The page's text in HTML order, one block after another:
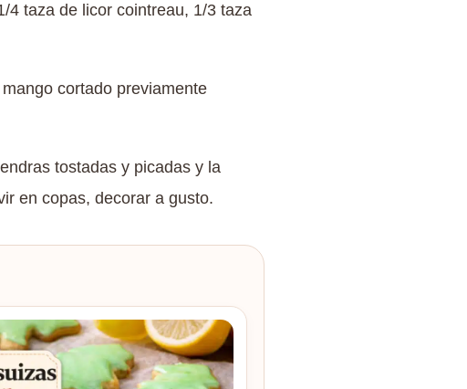
4 taza de licor cointreau, 1/3 taza
cortado previamente
tostadas y picadas y la
en copas, decorar a gusto.